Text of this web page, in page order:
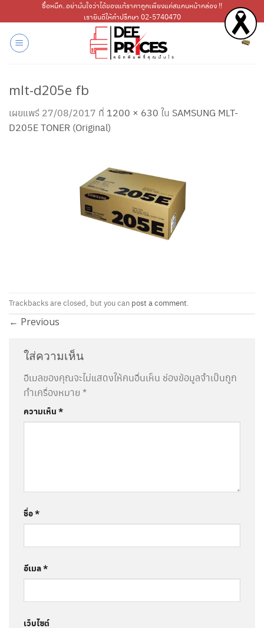
ไป
เนื้อหา
ซื้อหมึก..อย่ามั่นใจว่าได้ของแท้ราคาถูกเพียงแค่สแกนหน้ากล่อง !!
เรายินดีให้คำปรึกษา 02-5740470
mlt-d205e fb
เผยแพร่ 27/08/2017 ที่ 1200 × 630 ใน SAMSUNG MLT-
D205E TONER (Original)
Trackbacks are closed, but you can post a comment.
← Previous
ใส่ความเห็น
อีเมลของคุณจะไม่แสดงให้คนอื่นเห็น ช่องข้อมูลจำเป็นถูก
ทำเครื่องหมาย *
ความเห็น*
ชื่อ*
อีเมล*
เว็บไซต์